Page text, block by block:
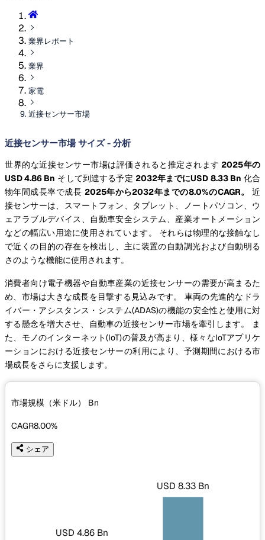
業界レポート
業界
家電
近接センサー市場
近接センサー市場 サイズ - 分析
世界的な近接センサー市場は評価されると推定されます 2025年の
USD 4.86 Bn そして到達する予定 2032年までにUSD 8.33 Bn 化合
物年間成長率で成長 2025年から2032年までの8.0%のCAGR。
近
接センサーは、スマートフォン、タブレット、ノートパソコン、ウ
ェアラブルデバイス、自動車安全システム、産業オートメーション
などの幅広い用途に使用されています。 それらは物理的な接触なし
で近くの目的の存在を検出し、主に装置の自動調光および自動明る
さのような機能に使用されます。
消費者向け電子機器や自動車産業の近接センサーの需要が高まるた
め、市場は大きな成長を目撃する見込みです。 車両の先進的なドラ
イバー・アシスタンス・システム(ADAS)の機能の安全性と使用に対
する懸念を増大させ、自動車の近接センサー市場を牽引します。 ま
た、モノのインターネット(IoT)の普及が高まり、様々なIoTアプリケ
ーションにおける近接センサーの利用により、予測期間における市
場成長をさらに支援します。
市場規模（米ドル） Bn
CAGR8.00%
シェア
USD 4.86 Bn
USD 8.33 Bn